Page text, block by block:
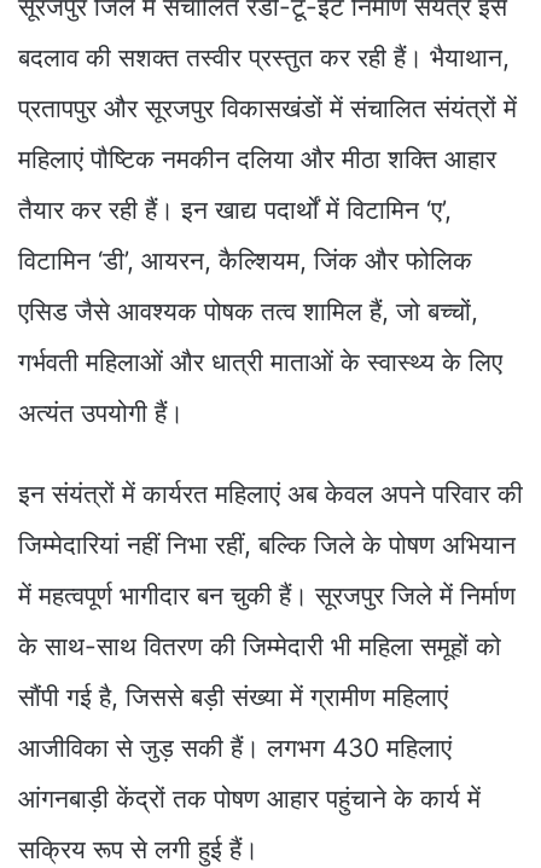
सूरजपुर जिले में संचालित रेडी-टू-ईट निर्माण संयंत्र इस
बदलाव की सशक्त तस्वीर प्रस्तुत कर रही हैं। भैयाथान,
प्रतापपुर और सूरजपुर विकासखंडों में संचालित संयंत्रों में
महिलाएं पौष्टिक नमकीन दलिया और मीठा शक्ति आहार
तैयार कर रही हैं। इन खाद्य पदार्थों में विटामिन ‘ए’,
विटामिन ‘डी’, आयरन, कैल्शियम, जिंक और फोलिक
एसिड जैसे आवश्यक पोषक तत्व शामिल हैं, जो बच्चों,
गर्भवती महिलाओं और धात्री माताओं के स्वास्थ्य के लिए
अत्यंत उपयोगी हैं।
इन संयंत्रों में कार्यरत महिलाएं अब केवल अपने परिवार की
जिम्मेदारियां नहीं निभा रहीं, बल्कि जिले के पोषण अभियान
में महत्वपूर्ण भागीदार बन चुकी हैं। सूरजपुर जिले में निर्माण
के साथ-साथ वितरण की जिम्मेदारी भी महिला समूहों को
सौंपी गई है, जिससे बड़ी संख्या में ग्रामीण महिलाएं
आजीविका से जुड़ सकी हैं। लगभग 430 महिलाएं
आंगनबाड़ी केंद्रों तक पोषण आहार पहुंचाने के कार्य में
सक्रिय रूप से लगी हुई हैं।